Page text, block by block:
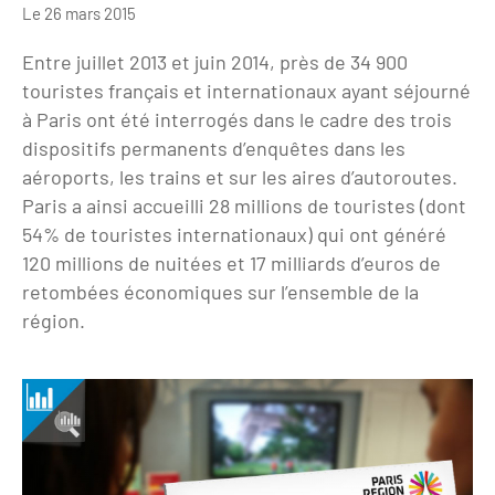
Clientèles lointaines
Clientèles spécifiques
Etudes et enquêtes
Etudes thématiques
Dispositifs d'enquêtes
Chiffres Annuels
Chiffres clés de la destination
La liste des OT d'Île-de-France
APIDAE
Offres d'emplois et de stages
Formations
Mode d'emploi formations
Formations OT
Matinales
Webinaires
Restaurants impressionnistes
Hébergements impressionnistes
Offre culturelle impressionniste
Offre de la destination
Activités
Musée - Monuments - Châteaux
Croisiéristes/Bateaux
Cabarets et casino
Expériences et visites
Grands magasins et outlets
Le 26 mars 2015
Entre juillet 2013 et juin 2014, près de 34 900
touristes français et internationaux ayant séjourné
à Paris ont été interrogés dans le cadre des trois
dispositifs permanents d’enquêtes dans les
aéroports, les trains et sur les aires d’autoroutes.
Paris a ainsi accueilli 28 millions de touristes (dont
54% de touristes internationaux) qui ont généré
120 millions de nuitées et 17 milliards d’euros de
retombées économiques sur l’ensemble de la
région.